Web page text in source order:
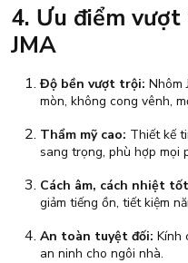
4. Ưu điểm
JMA
Độ bền vượt trội: Nhôm
mòn, không cong vênh,
Thẩm mỹ cao: Thiết kế
sang trọng, phù hợp mọi
Cách âm, cách nhiệt
giảm tiếng ồn, tiết kiệm
An toàn tuyệt đối: Kính
an ninh cho ngôi nhà.